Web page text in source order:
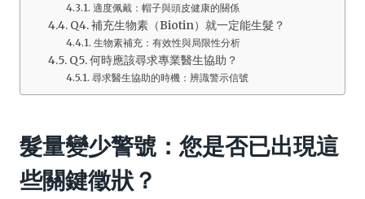
適度佩戴：帽子與頭皮健康的關係
Q4. 補充生物素（Biotin）就一定能生髮？
生物素補充：有效性與局限性分析
Q5. 何時應該尋求專業醫生協助？
尋求醫生協助的時機：辨識警示信號
髮量變少警號：您是否已出現這
些關鍵徵狀？